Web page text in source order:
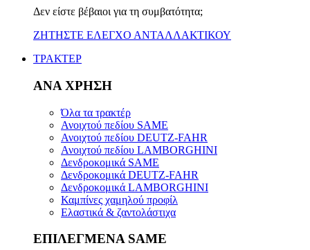
Δεν είστε βέβαιοι για τη συμβατότητα;
ΖΗΤΗΣΤΕ ΕΛΕΓΧΟ ΑΝΤΑΛΛΑΚΤΙΚΟΥ
ΤΡΑΚΤΕΡ
ΑΝΑ ΧΡΗΣΗ
Όλα τα τρακτέρ
Ανοιχτού πεδίου SAME
Ανοιχτού πεδίου DEUTZ-FAHR
Ανοιχτού πεδίου LAMBORGHINI
Δενδροκομικά SAME
Δενδροκομικά DEUTZ-FAHR
Δενδροκομικά LAMBORGHINI
Καμπίνες χαμηλού προφίλ
Ελαστικά & ζαντολάστιχα
ΕΠΙΛΕΓΜΕΝΑ SAME